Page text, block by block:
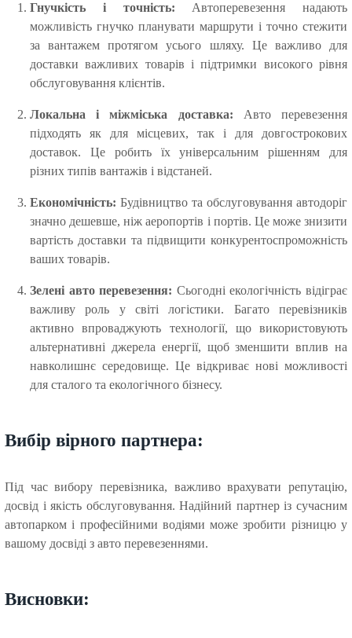
Гнучкість і точність: Автоперевезення надають
можливість гнучко планувати маршрути і точно стежити
за вантажем протягом усього шляху. Це важливо для
доставки важливих товарів і підтримки високого рівня
обслуговування клієнтів.
Локальна і міжміська доставка: Авто перевезення
підходять як для місцевих, так і для довгострокових
доставок. Це робить їх універсальним рішенням для
різних типів вантажів і відстаней.
Економічність: Будівництво та обслуговування автодоріг
значно дешевше, ніж аеропортів і портів. Це може знизити
вартість доставки та підвищити конкурентоспроможність
ваших товарів.
Зелені авто перевезення: Сьогодні екологічність відіграє
важливу роль у світі логістики. Багато перевізників
активно впроваджують технології, що використовують
альтернативні джерела енергії, щоб зменшити вплив на
навколишнє середовище. Це відкриває нові можливості
для сталого та екологічного бізнесу.
Вибір вірного партнера:
Під час вибору перевізника, важливо врахувати репутацію,
досвід і якість обслуговування. Надійний партнер із сучасним
автопарком і професійними водіями може зробити різницю у
вашому досвіді з авто перевезеннями.
Висновки: